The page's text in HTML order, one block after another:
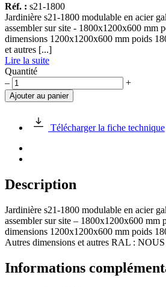
Réf. : s21-1800
Jardinière s21-1800 modulable en acier
assembler sur site - 1800x1200x600 mm
dimensions 1200x1200x600 mm poids
et autres [...]
Lire la suite
Quantité
quantité
de
Jardinière
1800
– +
Ajouter au panier
Télécharger la fiche technique
Description
Jardinière s21-1800 modulable en acier
assembler sur site – 1800x1200x600 mm
dimensions 1200x1200x600 mm poids
Autres dimensions et autres RAL :
Informations